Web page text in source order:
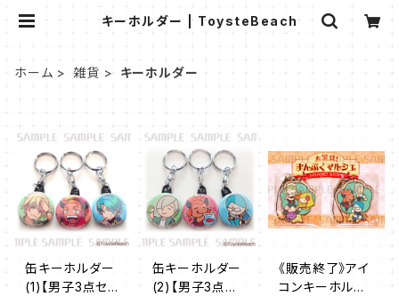
キーホルダー | ToysteBeach
ホーム 雑貨 キーホルダー
缶キーホルダー
(1)【男子3点セッ
缶キーホルダー
(2)【男子3点セ
《販売終了》アイ
コンキーホルダ